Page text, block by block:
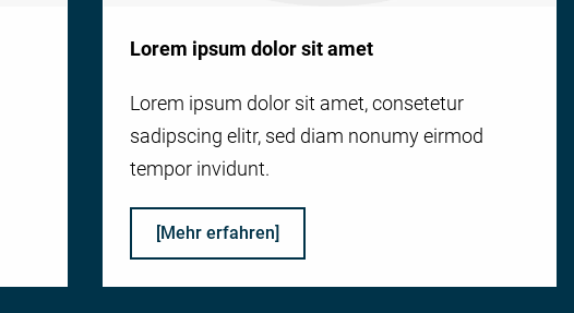
Lorem ipsum dolor sit amet
Lorem ipsum dolor sit amet, consetetur
sadipscing elitr, sed diam nonumy eirmod
tempor invidunt.
[Mehr erfahren]